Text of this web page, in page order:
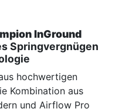
InGround
Springvergnügen
hochwertigen
Kombination aus
und Airflow Pro